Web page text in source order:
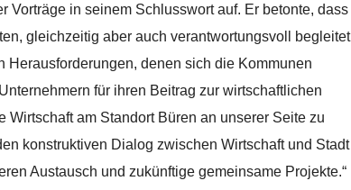
Vorträge in seinem Schlusswort auf. Er betonte, dass
gleichzeitig aber auch verantwortungsvoll begleitet
denen sich die Kommunen
für ihren Beitrag zur wirtschaftlichen
Wirtschaft am Standort Büren an unserer Seite zu
konstruktiven Dialog zwischen Wirtschaft und Stadt
Austausch und zukünftige gemeinsame Projekte.“